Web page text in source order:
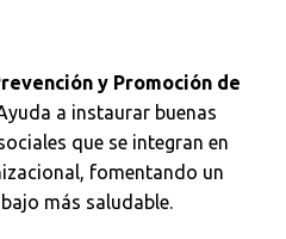
y Promoción de
a instaurar buenas
que se integran en
fomentando un
más saludable.